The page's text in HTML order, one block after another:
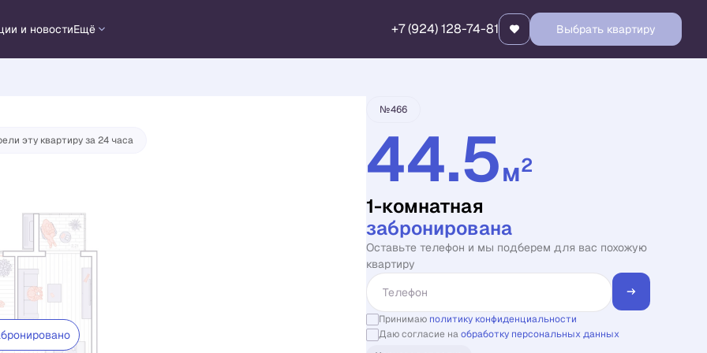
и новостиЕщё +7 (924) 128-74-81 Выбрать квартиру
Квартира забронирована
эту квартиру за 24 часа
№466
44.5м2
1-комнатная
забронирована
Оставьте телефон и мы подберем для вас похожую
квартиру
Принимаю политику конфиденциальности
Даю согласие наобработку персональных данных